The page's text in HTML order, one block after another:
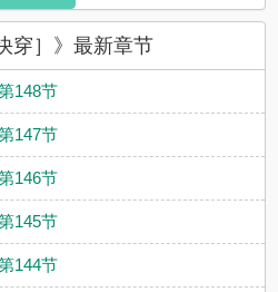
穿］》最新章节
148节
147节
146节
145节
144节